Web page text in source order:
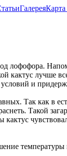
ГалереяКарта
лофофора.
кактус лучше
и
Так как в
Такой
кактус
температуры